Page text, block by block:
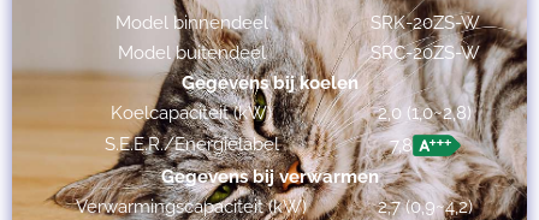
Model binnendeel
SRK-20ZS-W
Model buitendeel
SRC-20ZS-W
Gegevens bij koelen
Koelcapaciteit (kW)
2,0 (1,0~2,8)
S.E.E.R./Energielabel
7,8
Gegevens bij verwarmen
Verwarmingscapaciteit (kW)
2,7 (0,9~4,2)